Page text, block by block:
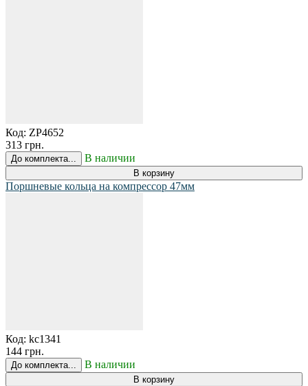
Код: ZP4652
313 грн.
До комплекта... В наличии
В корзину
Поршневые кольца на компрессор 47мм
Код: kc1341
144 грн.
До комплекта... В наличии
В корзину